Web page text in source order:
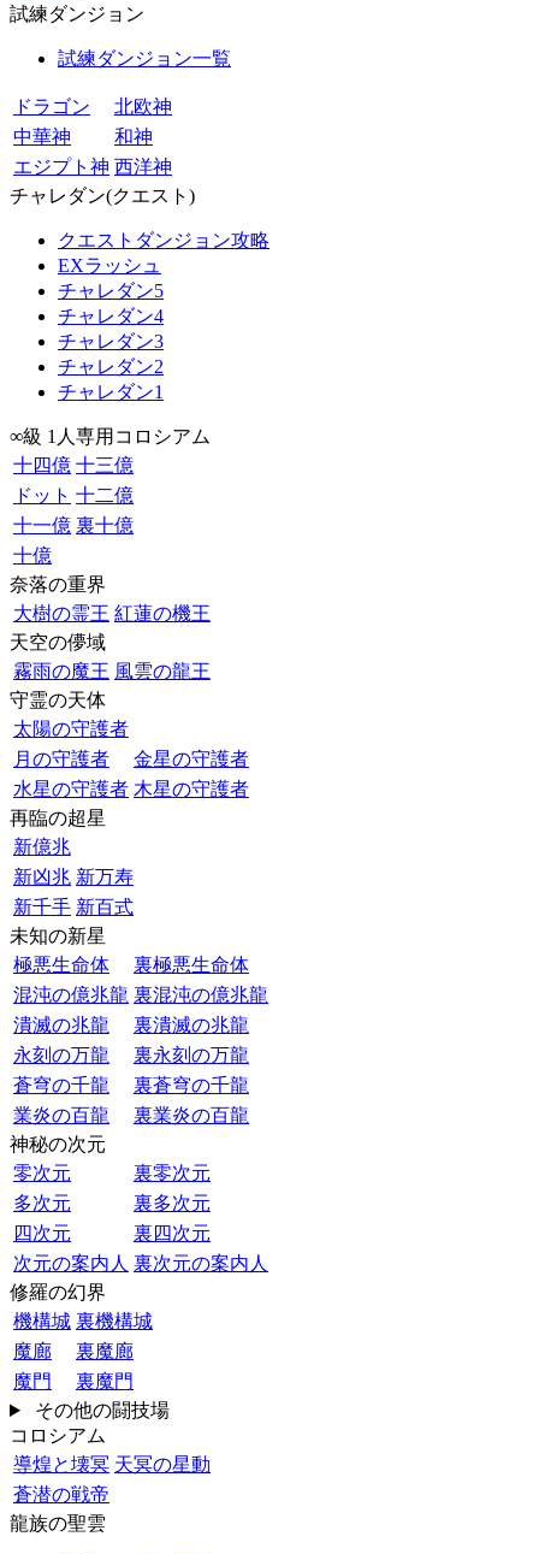
試練ダンジョン
試練ダンジョン一覧
ドラゴン
北欧神
中華神
和神
エジプト神 西洋神
チャレダン(クエスト)
クエストダンジョン攻略
EXラッシュ
チャレダン5
チャレダン4
チャレダン3
チャレダン2
チャレダン1
∞級 1人専用コロシアム
十四億 十三億
ドット 十二億
十一億 裏十億
十億
奈落の重界
大樹の霊王 紅蓮の機王
天空の儚域
霧雨の魔王 風雲の龍王
守霊の天体
太陽の守護者
月の守護者
金星の守護者
水星の守護者 木星の守護者
再臨の超星
新億兆
新凶兆 新万寿
新千手 新百式
未知の新星
極悪生命体
裏極悪生命体
混沌の億兆龍 裏混沌の億兆龍
潰滅の兆龍
裏潰滅の兆龍
永刻の万龍
裏永刻の万龍
蒼穹の千龍
裏蒼穹の千龍
業炎の百龍
裏業炎の百龍
神秘の次元
零次元
裏零次元
多次元
裏多次元
四次元
裏四次元
次元の案内人 裏次元の案内人
修羅の幻界
機構城 裏機構城
魔廊
裏魔廊
魔門
裏魔門
その他の闘技場
コロシアム
導煌と壊冥 天冥の星動
蒼潜の戦帝
龍族の聖雲